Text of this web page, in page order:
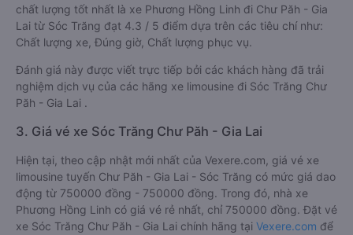
chất lượng tốt nhất là xe Phương Hồng Linh đi Chư Păh - Gia
Lai từ Sóc Trăng đạt 4.3 / 5 điểm dựa trên các tiêu chí như:
Chất lượng xe, Đúng giờ, Chất lượng phục vụ.
Đánh giá này được viết trực tiếp bởi các khách hàng đã trải
nghiệm dịch vụ của các hãng xe limousine đi Sóc Trăng Chư
Păh - Gia Lai .
3. Giá vé xe Sóc Trăng Chư Păh - Gia Lai
Hiện tại, theo cập nhật mới nhất của Vexere.com, giá vé xe
limousine tuyến Chư Păh - Gia Lai - Sóc Trăng có mức giá dao
động từ 750000 đồng - 750000 đồng. Trong đó, nhà xe
Phương Hồng Linh có giá vé rẻ nhất, chỉ 750000 đồng. Đặt vé
xe Sóc Trăng Chư Păh - Gia Lai chính hãng tại Vexere.com để